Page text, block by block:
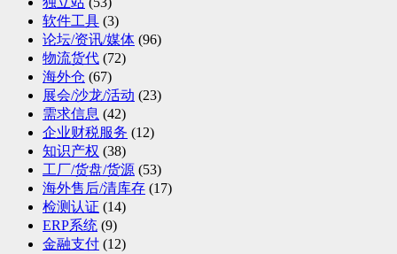
软件工具 (3)
论坛/资讯/媒体 (96)
物流货代 (72)
海外仓 (67)
展会/沙龙/活动 (23)
需求信息 (42)
企业财税服务 (12)
知识产权 (38)
工厂/货盘/货源 (53)
海外售后/清库存 (17)
检测认证 (14)
ERP系统 (9)
金融支付 (12)